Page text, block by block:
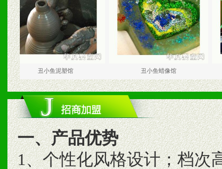
丑小鱼泥塑馆 丑小鱼蜡像馆
一、产品优势
1、个性化风格设计；档次